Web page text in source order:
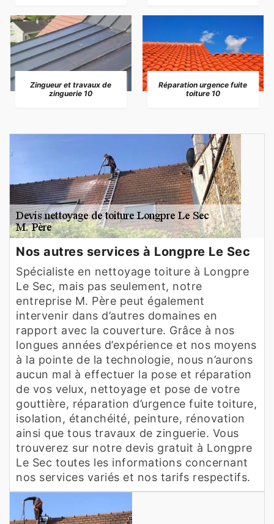
Zingueur et travaux de
zinguerie 10
Réparation urgence fuite
toiture 10
Nos autres services à Longpre Le Sec
Spécialiste en nettoyage toiture à Longpre
Le Sec, mais pas seulement, notre
entreprise M. Père peut également
intervenir dans d’autres domaines en
rapport avec la couverture. Grâce à nos
longues années d’expérience et nos moyens
à la pointe de la technologie, nous n’aurons
aucun mal à effectuer la pose et réparation
de vos velux, nettoyage et pose de votre
gouttière, réparation d’urgence fuite toiture,
isolation, étanchéité, peinture, rénovation
ainsi que tous travaux de zinguerie. Vous
trouverez sur notre devis gratuit à Longpre
Le Sec toutes les informations concernant
nos services variés et nos tarifs respectifs.